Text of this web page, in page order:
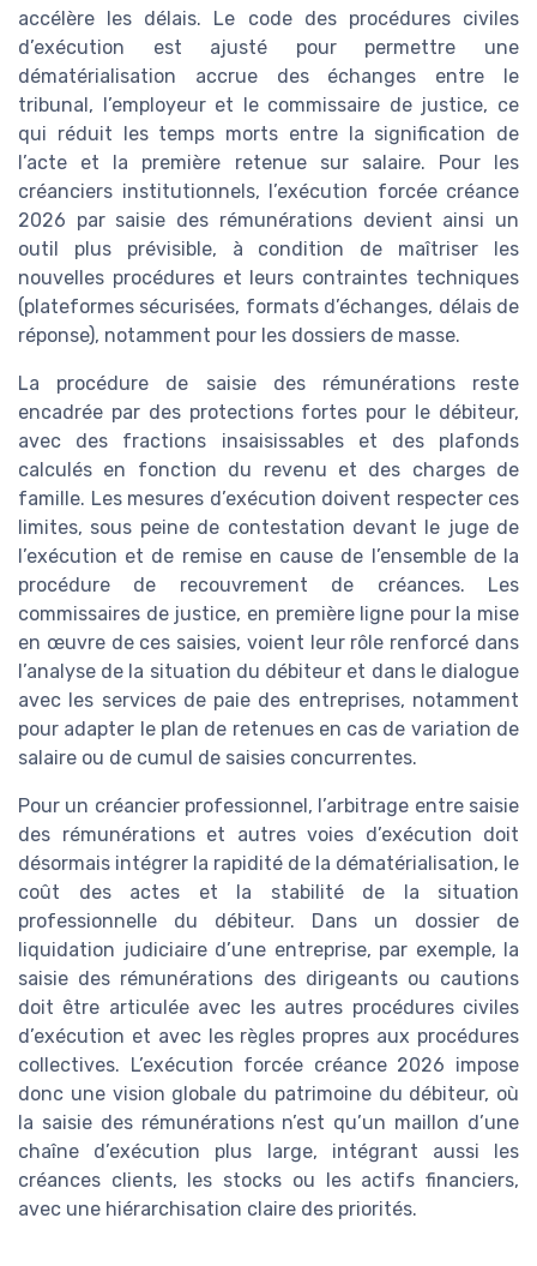
accélère les délais. Le code des procédures civiles
d’exécution est ajusté pour permettre une
dématérialisation accrue des échanges entre le
tribunal, l’employeur et le commissaire de justice, ce
qui réduit les temps morts entre la signification de
l’acte et la première retenue sur salaire. Pour les
créanciers institutionnels, l’exécution forcée créance
2026 par saisie des rémunérations devient ainsi un
outil plus prévisible, à condition de maîtriser les
nouvelles procédures et leurs contraintes techniques
(plateformes sécurisées, formats d’échanges, délais de
réponse), notamment pour les dossiers de masse.
La procédure de saisie des rémunérations reste
encadrée par des protections fortes pour le débiteur,
avec des fractions insaisissables et des plafonds
calculés en fonction du revenu et des charges de
famille. Les mesures d’exécution doivent respecter ces
limites, sous peine de contestation devant le juge de
l’exécution et de remise en cause de l’ensemble de la
procédure de recouvrement de créances. Les
commissaires de justice, en première ligne pour la mise
en œuvre de ces saisies, voient leur rôle renforcé dans
l’analyse de la situation du débiteur et dans le dialogue
avec les services de paie des entreprises, notamment
pour adapter le plan de retenues en cas de variation de
salaire ou de cumul de saisies concurrentes.
Pour un créancier professionnel, l’arbitrage entre saisie
des rémunérations et autres voies d’exécution doit
désormais intégrer la rapidité de la dématérialisation, le
coût des actes et la stabilité de la situation
professionnelle du débiteur. Dans un dossier de
liquidation judiciaire d’une entreprise, par exemple, la
saisie des rémunérations des dirigeants ou cautions
doit être articulée avec les autres procédures civiles
d’exécution et avec les règles propres aux procédures
collectives. L’exécution forcée créance 2026 impose
donc une vision globale du patrimoine du débiteur, où
la saisie des rémunérations n’est qu’un maillon d’une
chaîne d’exécution plus large, intégrant aussi les
créances clients, les stocks ou les actifs financiers,
avec une hiérarchisation claire des priorités.